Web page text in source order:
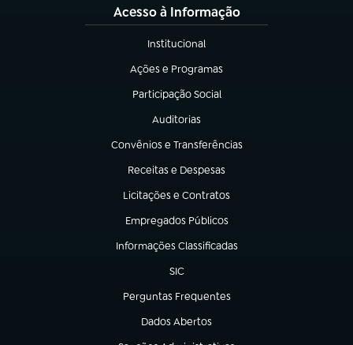
Acesso à Informação
Institucional
(abre em nova aba)
Ações e Programas
(abre em nova aba)
Participação Social
(abre em nova aba)
Auditorias
(abre em nova aba)
Convênios e Transferências
(abre em nova aba)
Receitas e Despesas
(abre em nova aba)
Licitações e Contratos
(abre em nova aba)
Empregados Públicos
(abre em nova aba)
Informações Classificadas
(abre em nova aba)
SIC
(abre em nova aba)
Perguntas Frequentes
(abre em nova aba)
Dados Abertos
(abre em nova aba)